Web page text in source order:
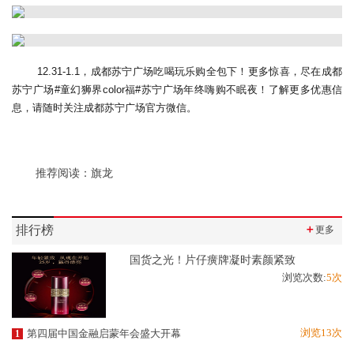
12.31-1.1，成都苏宁广场吃喝玩乐购全包下！更多惊喜，尽在成都
苏宁广场#童幻狮界color福#苏宁广场年终嗨购不眠夜！了解更多优惠信
息，请随时关注成都苏宁广场官方微信。
推荐阅读： 旗龙
排行榜 ＋更多
国货之光！片仔癀牌凝时素颜紧致
浏览次数:5次
1 第四届中国金融启蒙年会盛大开幕 浏览13次